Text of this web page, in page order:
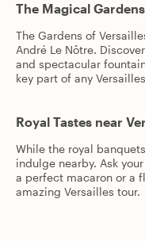
The Magical
The Gardens of
André Le Nôtre.
and spectacular
key part of any
Royal Tastes near
While the royal
indulge nearby. Ask
a perfect macaron or a
amazing Versailles tour.